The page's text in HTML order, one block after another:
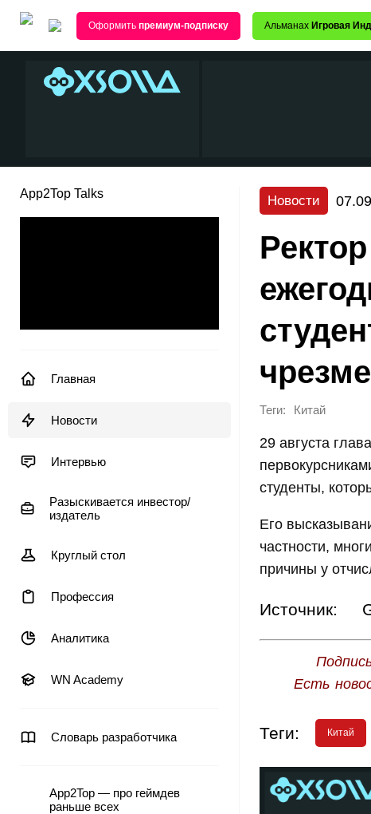
Оформить премиум-подписку Альманах Игровая
App2Top Talks
Главная
Новости
Интервью
Разыскивается инвестор/
издатель
Круглый стол
Профессия
Аналитика
WN Academy
Словарь разработчика
App2Top — про геймдев
раньше всех
Новости
Теги: Китай
29 августа
студенты,
Его
частности,
причины у
Источник:
Есть
Теги: Китай